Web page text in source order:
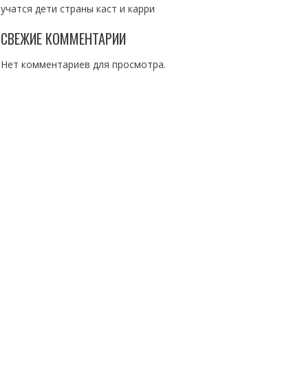
учатся дети страны каст и карри
СВЕЖИЕ КОММЕНТАРИИ
Нет комментариев для просмотра.